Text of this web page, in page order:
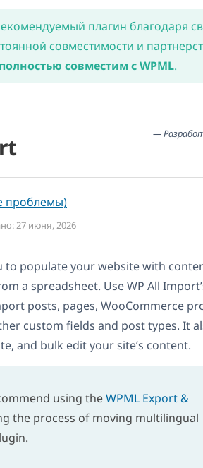
плагин благодаря
совместимости и
полностью совместим с WPML.
—
проблемы)
27 июня, 2026
to populate your website with
a spreadsheet. Use WP All
posts, pages, WooCommerce
custom fields and post types. It
and bulk edit your site’s content.
using theWPML Export &
the process of moving multilingual